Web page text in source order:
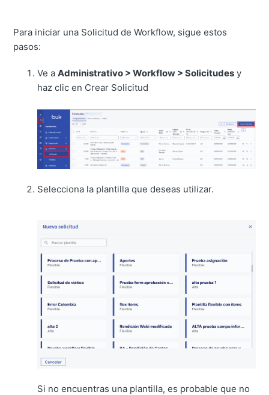
Para iniciar una Solicitud de Workflow, sigue estos
pasos:
Ve aAdministrativo > Workflow > Solicitudes y
haz clic en Crear Solicitud
Selecciona la plantilla que deseas utilizar.
Si no encuentras una plantilla, es probable que no